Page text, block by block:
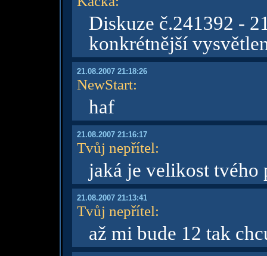
Diskuze č.241392 -
konkrétnější
21.08.2007 21:18:26
NewStart:
haf
21.08.2007 21:16:17
Tvůj nepřítel:
jaká je velikost tvého
21.08.2007 21:13:41
Tvůj nepřítel:
až mi bude 12 tak